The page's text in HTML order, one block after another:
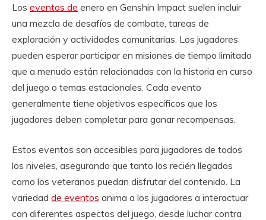
Los eventos de enero en Genshin Impact suelen incluir
una mezcla de desafíos de combate, tareas de
exploración y actividades comunitarias. Los jugadores
pueden esperar participar en misiones de tiempo limitado
que a menudo están relacionadas con la historia en curso
del juego o temas estacionales. Cada evento
generalmente tiene objetivos específicos que los
jugadores deben completar para ganar recompensas.
Estos eventos son accesibles para jugadores de todos
los niveles, asegurando que tanto los recién llegados
como los veteranos puedan disfrutar del contenido. La
variedad de eventos anima a los jugadores a interactuar
con diferentes aspectos del juego, desde luchar contra